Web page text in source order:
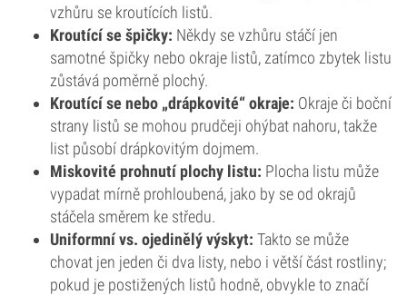
vzhůru se kroutících listů.
Kroutící se špičky: Někdy se vzhůru stáčí jen
samotné špičky nebo okraje listů, zatímco zbytek listu
zůstává poměrně plochý.
Kroutící se nebo „drápkovité“ okraje: Okraje či boční
strany listů se mohou prudčeji ohýbat nahoru, takže
list působí drápkovitým dojmem.
Miskovité prohnutí plochy listu: Plocha listu může
vypadat mírně prohloubená, jako by se od okrajů
stáčela směrem ke středu.
Uniformní vs. ojedinělý výskyt: Takto se může
chovat jen jeden či dva listy, nebo i větší část rostliny;
pokud je postižených listů hodně, obvykle to značí